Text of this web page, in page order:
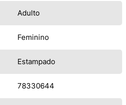
Adulto
Feminino
Estampado
78330644